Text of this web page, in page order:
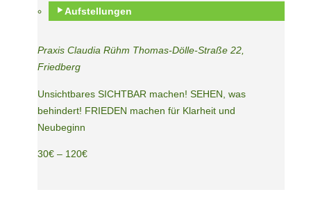
Aufstellungen
Praxis Claudia Rühm Thomas-Dölle-Straße 22,
Friedberg
Unsichtbares SICHTBAR machen! SEHEN, was
behindert! FRIEDEN machen für Klarheit und
Neubeginn
30€ – 120€